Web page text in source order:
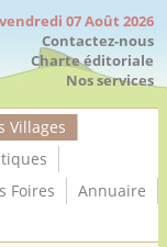
vendredi 07 Août 2026
Contactez-nous
Charte éditoriale
Nos services
Villages
Foires
Annuaire